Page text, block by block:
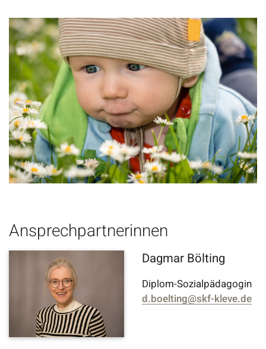
Ansprechpartnerinnen
Dagmar Bölting
Diplom-Sozialpädagogin
d.boelting@skf-kleve.de